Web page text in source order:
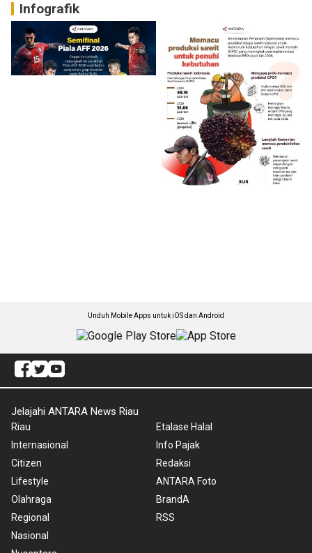
Infografik
Unduh Mobile Apps untuk iOS dan Android
Jelajahi ANTARA News Riau
Riau
Internasional
Citizen
Lifestyle
Olahraga
Regional
Nasional
Etalase Halal
Info Pajak
Redaksi
ANTARA Foto
BrandA
RSS